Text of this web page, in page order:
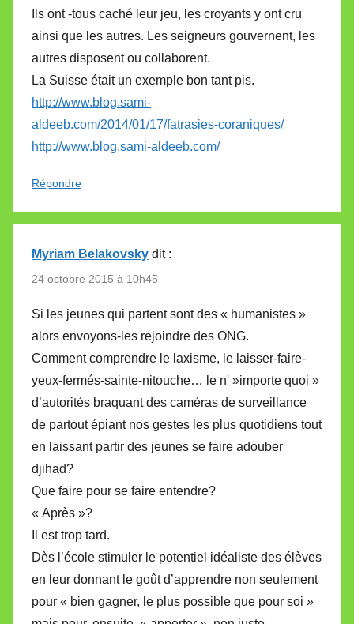
Ils ont -tous caché leur jeu, les croyants y ont cru
ainsi que les autres. Les seigneurs gouvernent, les
autres disposent ou collaborent.
La Suisse était un exemple bon tant pis.
http://www.blog.sami-
aldeeb.com/2014/01/17/fatrasies-coraniques/
http://www.blog.sami-aldeeb.com/
Répondre
Myriam Belakovsky dit :
24 octobre 2015 à 10h45
Si les jeunes qui partent sont des « humanistes »
alors envoyons-les rejoindre des ONG.
Comment comprendre le laxisme, le laisser-faire-
yeux-fermés-sainte-nitouche… le n' »importe quoi »
d’autorités braquant des caméras de surveillance
de partout épiant nos gestes les plus quotidiens tout
en laissant partir des jeunes se faire adouber
djihad?
Que faire pour se faire entendre?
« Après »?
Il est trop tard.
Dès l’école stimuler le potentiel idéaliste des élèves
en leur donnant le goût d’apprendre non seulement
pour « bien gagner, le plus possible que pour soi »